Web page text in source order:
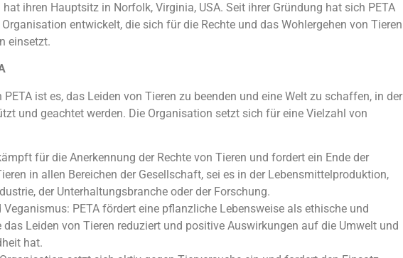
ihren Hauptsitz in Norfolk, Virginia, USA. Seit ihrer Gründung hat sich PETA
entwickelt, die sich für die Rechte und das Wohlergehen von Tieren
einsetzt.
ist es, das Leiden von Tieren zu beenden und eine Welt zu schaffen, in der
und geachtet werden. Die Organisation setzt sich für eine Vielzahl von
für die Anerkennung der Rechte von Tieren und fordert ein Ende der
in allen Bereichen der Gesellschaft, sei es in der Lebensmittelproduktion,
der Unterhaltungsbranche oder der Forschung.
PETA fördert eine pflanzliche Lebensweise als ethische und
das Leiden von Tieren reduziert und positive Auswirkungen auf die Umwelt und
hat.